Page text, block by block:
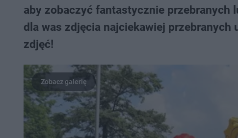
aby zobaczyć fantastycznie przebranych
dla was zdjęcia najciekawiej
zdjęć!